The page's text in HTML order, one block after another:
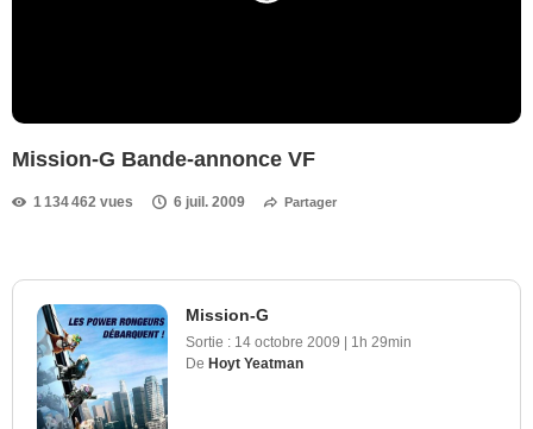
Mission-G Bande-annonce VF
1 134 462 vues 6 juil. 2009 Partager
Mission-G
Sortie : 14 octobre 2009 | 1h 29min
De Hoyt Yeatman